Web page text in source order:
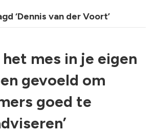
‘Dennis van der Voort’
het mes in je eigen
gevoeld om
goed te